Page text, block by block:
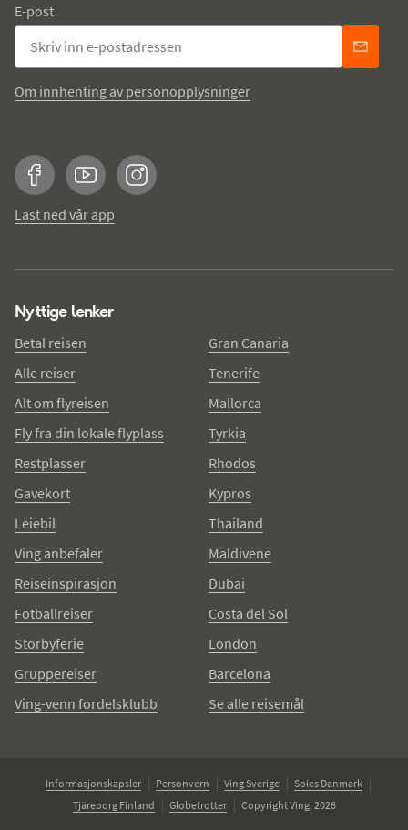
E-post
Om innhenting av personopplysninger
FacebookYouTubeInstagram
Last ned vår app
Nyttige lenker
Betal reisen
Alle reiser
Alt om flyreisen
Fly fra din lokale flyplass
Restplasser
Gavekort
Leiebil
Ving anbefaler
Reiseinspirasjon
Fotballreiser
Storbyferie
Gruppereiser
Ving-venn fordelsklubb
Gran Canaria
Tenerife
Mallorca
Tyrkia
Rhodos
Kypros
Thailand
Maldivene
Dubai
Costa del Sol
London
Barcelona
Se alle reisemål
Informasjonskapsler Personvern Ving Sverige
Spies Danmark
Tjäreborg Finland
Globetrotter Copyright Ving, 2026